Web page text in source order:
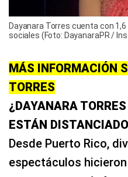
Dayanara Torres cuenta con
sociales (Foto: DayanaraPR /
MÁS INFORMACIÓN
TORRES
¿DAYANARA
ESTÁN
Desde Puerto Rico,
espectáculos